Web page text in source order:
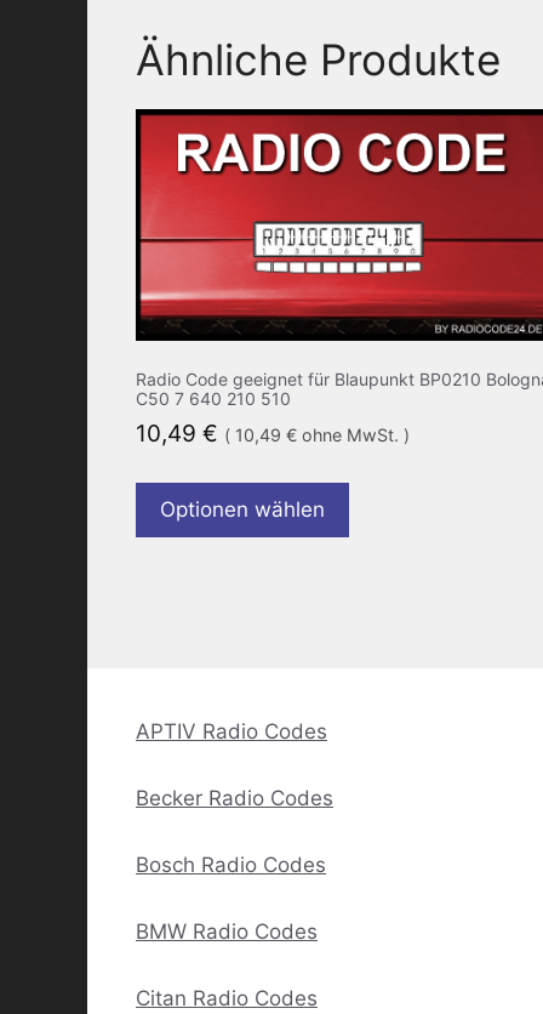
Ähnliche Produkte
Radio Code geeignet für Blaupunkt BP0210
C50 7 640 210 510
10,49 € ( 10,49 € ohne MwSt. )
Optionen wählen
APTIV Radio Codes
Becker Radio Codes
Bosch Radio Codes
BMW Radio Codes
Citan Radio Codes